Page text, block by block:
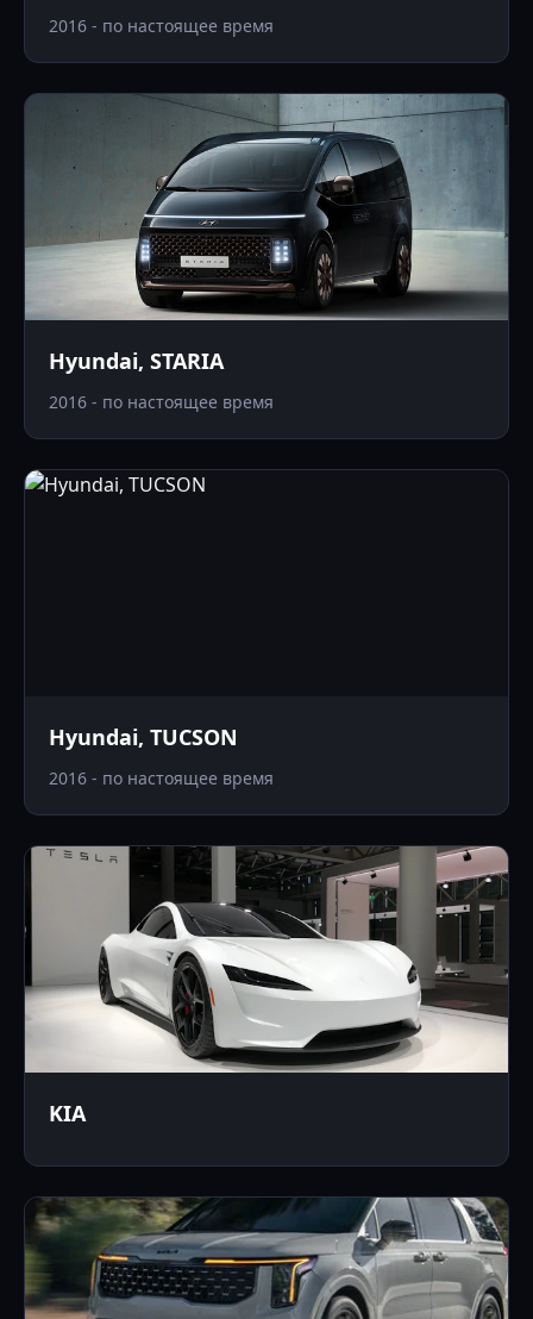
2016 - по настоящее время
Hyundai, STARIA
2016 - по настоящее время
Hyundai, TUCSON
2016 - по настоящее время
KIA